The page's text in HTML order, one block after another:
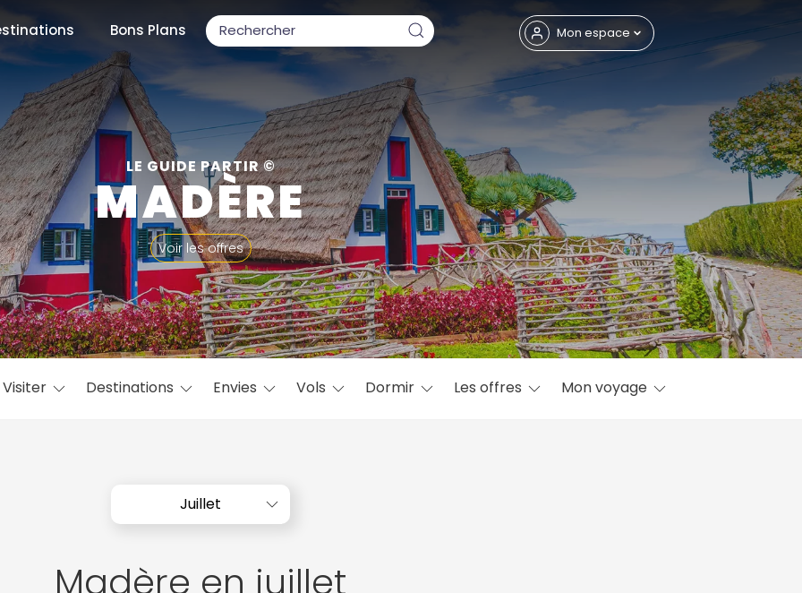
Bons Plans Mon espace
LE GUIDE PARTIR ©
MADÈRE
Voir les offres
Visiter Destinations Envies Vols Dormir Les offres Mon voyage
Juillet
Madère en juillet
Fermer
populaires
mois
Février Mars Avril Mai Juin Juillet Août
Septembre
Novembre Décembre